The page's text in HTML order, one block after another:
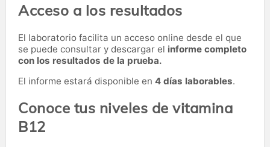
Acceso a los resultados
El laboratorio facilita un acceso online desde el que
se puede consultar y descargar el informe completo
con los resultados de la prueba.
El informe estará disponible en 4 días laborables.
Conoce tus niveles de vitamina
B12